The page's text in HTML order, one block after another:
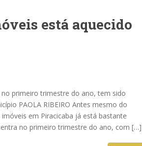
está aquecido
primeiro trimestre do ano, tem sido
PAOLA RIBEIRO Antes mesmo do
em Piracicaba já está bastante
no primeiro trimestre do ano, com […]